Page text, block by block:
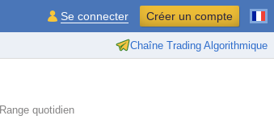
Chaîne Trading Algorithmique
Se connecter Créer un compte
Range quotidien